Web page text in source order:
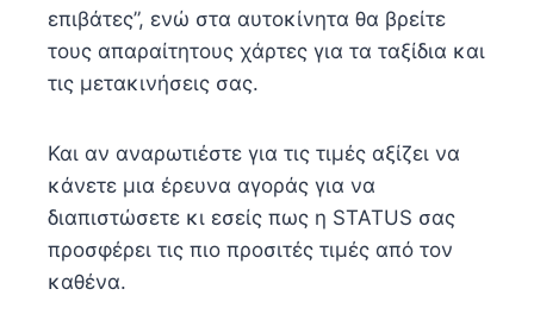
επιβάτες”, ενώ στα αυτοκίνητα θα βρείτε
τους απαραίτητους χάρτες για τα ταξίδια και
τις μετακινήσεις σας.
Και αν αναρωτιέστε για τις τιμές αξίζει να
κάνετε μια έρευνα αγοράς για να
διαπιστώσετε κι εσείς πως η STATUS σας
προσφέρει τις πιο προσιτές τιμές από τον
καθένα.